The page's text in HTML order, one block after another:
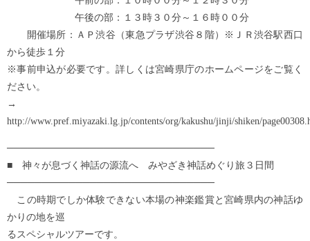
午後の部：１３時３０分～１６時００分
開催場所：ＡＰ渋谷（東急プラザ渋谷８階）※ＪＲ渋谷駅西口
から徒歩１分
※事前申込が必要です。詳しくは宮崎県庁のホームページをご覧く
ださい。
→
http://www.pref.miyazaki.lg.jp/contents/org/kakushu/jinji/shiken/
──────────────────────────────
■ 神々が息づく神話の源流へ みやざき神話めぐり旅３日間
──────────────────────────────
この時期でしか体験できない本場の神楽鑑賞と宮崎県内の神話ゆ
かりの地を巡
るスペシャルツアーです。